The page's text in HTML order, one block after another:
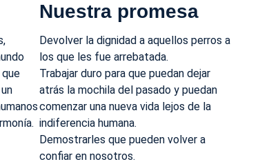
Nuestra promesa
Devolver la dignidad a aquellos perros a
los que les fue arrebatada.
Trabajar duro para que puedan dejar
atrás la mochila del pasado y puedan
comenzar una nueva vida lejos de la
indiferencia humana.
Demostrarles que pueden volver a
confiar en nosotros.